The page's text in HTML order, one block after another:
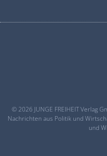
© 2026 JUNGE FREIHEIT Verlag
Nachrichten aus Politik und
und